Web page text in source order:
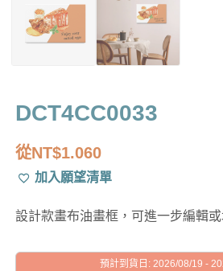
DCT4CC0033
從NT$1.060
加入願望清單
設計款畫布油畫框，可進一步編輯
預計到貨日: 2026/08/19 -